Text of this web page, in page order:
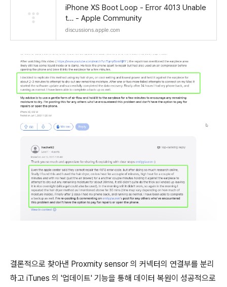
iPhone XS Boot Loop - Error 4013 Unable
t… - Apple Community
discussions.apple.com
결론적으로 찾아낸 Proxmity sensor 의 커넥터의 연결부를 분리
하고 iTunes 의 '업데이트' 기능을 통해 데이터 복원이 성공적으로